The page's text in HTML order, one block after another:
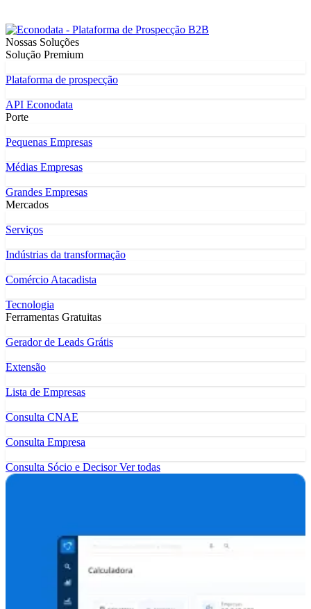
Nossas Soluções
Solução Premium
Plataforma de prospecção
API Econodata
Porte
Pequenas Empresas
Médias Empresas
Grandes Empresas
Mercados
Serviços
Indústrias da transformação
Comércio Atacadista
Tecnologia
Ferramentas Gratuitas
Gerador de Leads Grátis
Extensão
Lista de Empresas
Consulta CNAE
Consulta Empresa
Consulta Sócio e DecisorVer todas